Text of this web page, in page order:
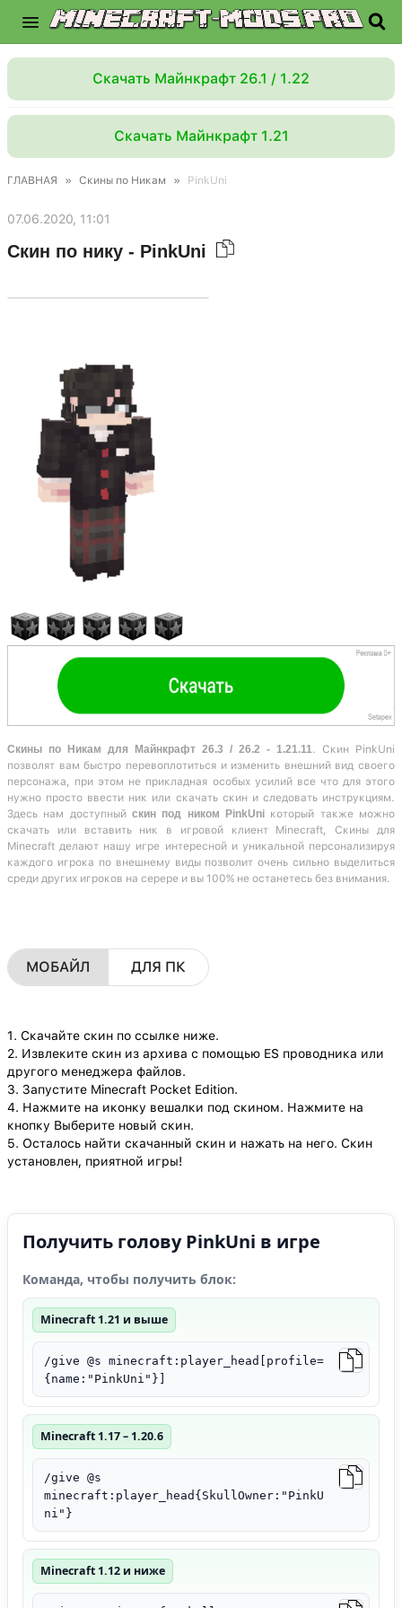
Скачать Майнкрафт 26.1 / 1.22
Скачать Майнкрафт 1.21
ГЛАВНАЯ » Скины по Никам » PinkUni
07.06.2020, 11:01
Скин по нику - PinkUni
Скины по Никам для Майнкрафт 26.3 / 26.2 - 1.21.11 . Скин PinkUni
позволят вам быстро перевоплотиться и изменить внешний вид своего
персонажа, при этом не прикладная особых усилий все что для этого
нужно просто ввести ник или скачать скин и следовать инструкциям.
Здесь нам доступныйскин под ником PinkUni который также можно
скачать или вставить ник в игровой клиент Minecraft, Скины для
Minecraft делают нашу игре интересной и уникальной персонализируя
каждого игрока по внешнему виды позволит очень сильно выделиться
среди других игроков на серере и вы 100% не останетесь без внимания.
МОБАЙЛ ДЛЯ ПК
1. Скачайте скин по ссылке ниже.
2. Извлеките скин из архива с помощью ES проводника или
другого менеджера файлов.
3. Запустите Minecraft Pocket Edition.
4. Нажмите на иконку вешалки под скином. Нажмите на
кнопку Выберите новый скин.
5. Осталось найти скачанный скин и нажать на него. Скин
установлен, приятной игры!
Получить голову PinkUni в игре
Команда, чтобы получить блок:
Minecraft 1.21 и выше
/give @s minecraft:player_head[profile=
{name:"PinkUni"}]
Minecraft 1.17 – 1.20.6
/give @s
minecraft:player_head{SkullOwner:"PinkU
ni"}
Minecraft 1.12 и ниже